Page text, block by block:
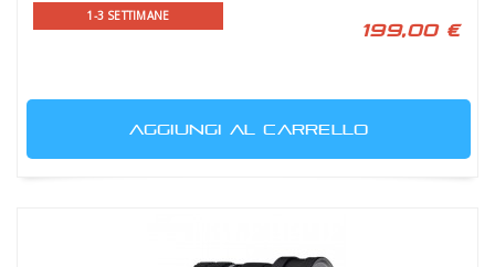
1-3 SETTIMANE
199,00 €
AGGIUNGI AL CARRELLO